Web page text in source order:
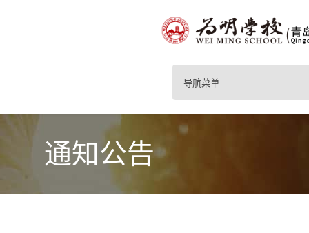
导航菜单
通知公告